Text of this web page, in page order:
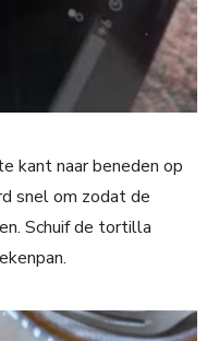
kant naar beneden op
snel om zodat de
Schuif de tortilla